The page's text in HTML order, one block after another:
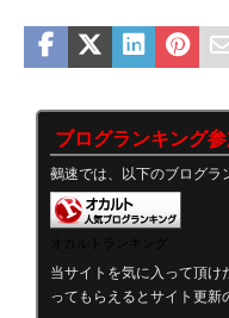
ブログランキング参
鵺速では、以下のブログラ
当サイトを気に入って頂
ってもらえるとサイト更新